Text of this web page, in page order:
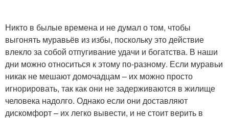
Никто в былые времена и не думал о том, чтобы
выгонять муравьёв из избы, поскольку это действие
влекло за собой отпугивание удачи и богатства. В наши
дни можно относиться к этому по-разному. Если муравьи
никак не мешают домочадцам – их можно просто
игнорировать, так как они не задерживаются в жилище
человека надолго. Однако если они доставляют
дискомфорт – их легко вывести, и не стоит верить в